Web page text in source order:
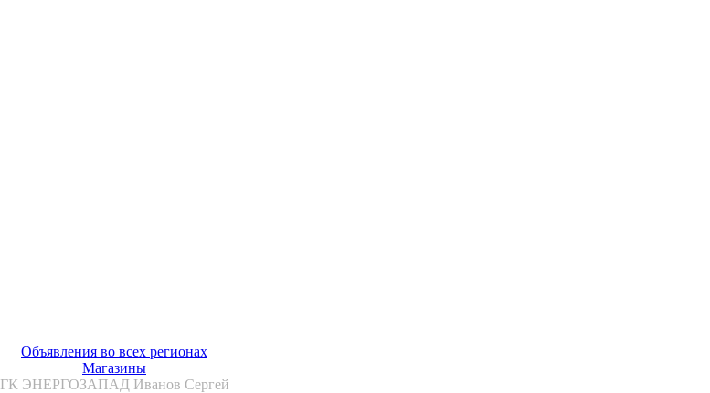
Объявления во всех регионах
Магазины
ГК ЭНЕРГОЗАПАД Иванов Сергей